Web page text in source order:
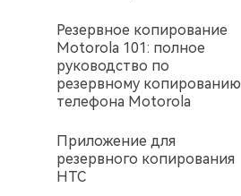
Резервное копирование
Motorola 101: полное
руководство по
резервному копированию
телефона Motorola
Приложение для
резервного копирования
HTC